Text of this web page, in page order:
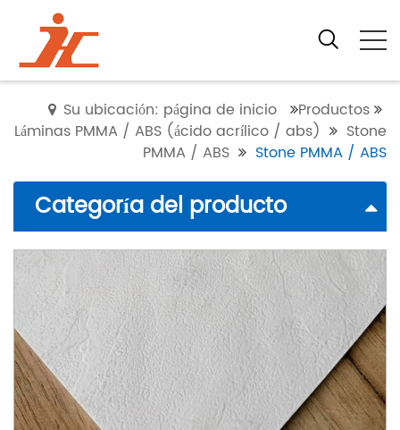
Su ubicación: página de inicio
Productos
Láminas PMMA / ABS (ácido acrílico / abs)
Stone
PMMA / ABS
Stone PMMA / ABS
Categoría del producto